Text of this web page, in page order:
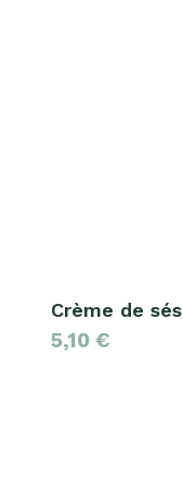
Crème de
5,10 €